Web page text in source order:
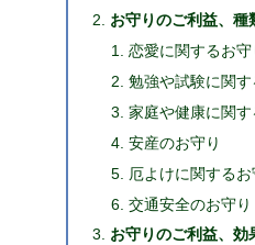
お守りのご利益、種
恋愛に関するお守
勉強や試験に関す
家庭や健康に関す
安産のお守り
厄よけに関するお
交通安全のお守り
お守りのご利益、効